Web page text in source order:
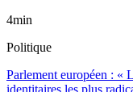
4min
Politique
Parlement européen : «